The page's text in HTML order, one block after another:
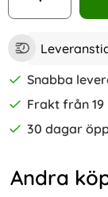
Snabba
Frakt från 19
30 dagar
Andra